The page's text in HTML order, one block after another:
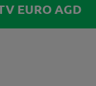
EURO AGD